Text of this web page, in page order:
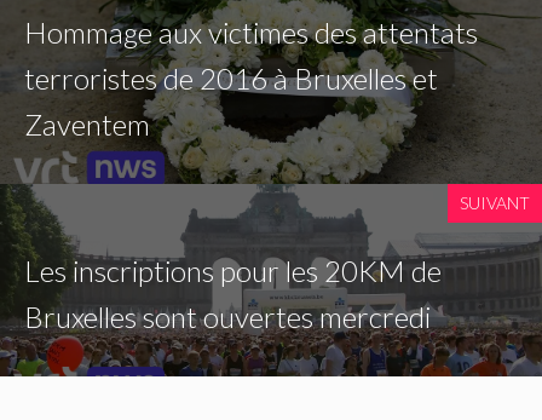
Hommage aux victimes des attentats
terroristes de 2016 à Bruxelles et
Zaventem
SUIVANT
Les inscriptions pour les 20KM de
Bruxelles sont ouvertes mercredi